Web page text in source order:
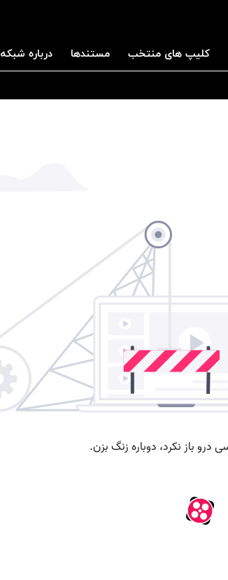
کلیپ های منتخب مستندها درباره شبکه